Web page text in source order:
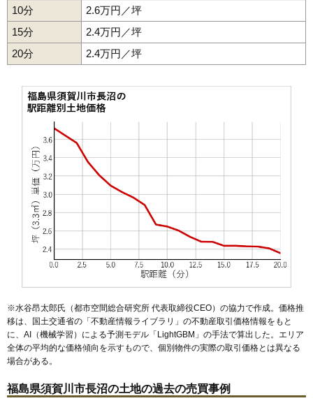
39 八幡山 10万円
40 宮の杜 9.8万円
41 稲荷町 9.8万円
43 花岡
44 中山
46 季の郷
大袋町 8.1万円 660万円
48 芹沢町 7.8万円 611万円
49 桜岡 7.6万円 638万円
50
5.9万円
堤 4.5万円 305万円 14.4%
55 岩渕 4.0万円 309万円 -4.0%
56
58 雨田 2.7万円 321万円 -7.8%
10分
2.6万円／坪
15分
2.4万円／坪
20分
2.4万円／坪
※水谷昂太郎氏（都市空間総合研究所 代表取締役CEO）の協力で作成。価格推
移は、国土交通省の「不動産情報ライブラリ 」の不動産取引価格情報をもと
に、AI（機械学習）による予測モデル「LightGBM」の手法で算出した。エリア
全体の平均的な価格傾向を示すもので、個別物件の実際の取引価格とは異なる
場合がある。
福島県須賀川市長沼の土地の過去の売買事例